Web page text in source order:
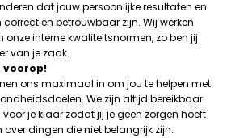
dat jouw persoonlijke resultaten en
en betrouwbaar zijn. Wij werken
interne kwaliteitsnormen, zo ben jij
van je zaak.
voorop!
ons maximaal in om jou te helpen met
We zijn altijd bereikbaar
je klaar zodat jij je geen zorgen hoeft
over dingen die niet belangrijk zijn.